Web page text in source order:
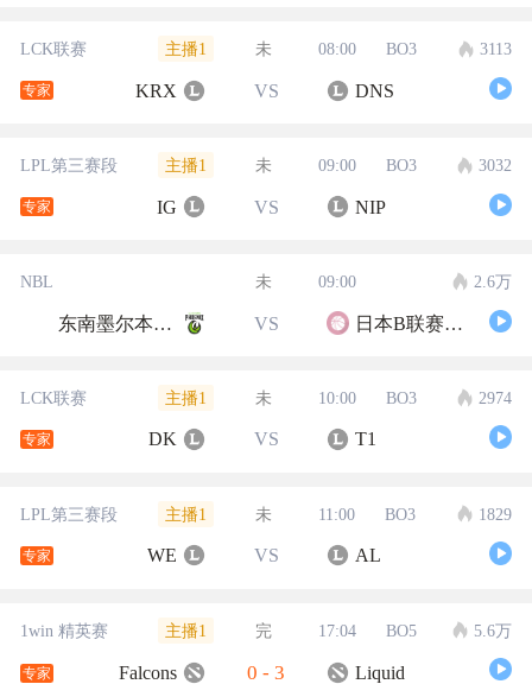
LCK联赛 主播1 未 08:00 BO3 3113
专家 KRX VS DNS
LPL第三赛段 主播1 未 09:00 BO3 3032
专家 IG VS NIP
NBL 未 09:00 2.6万
东南墨尔本凤凰 VS 日本B联赛联队
LCK联赛 主播1 未 10:00 BO3 2974
专家 DK VS T1
LPL第三赛段 主播1 未 11:00 BO3 1829
专家 WE VS AL
1win 精英赛 主播1 完 17:04 BO5 5.6万
专家 Falcons 0 - 3 Liquid